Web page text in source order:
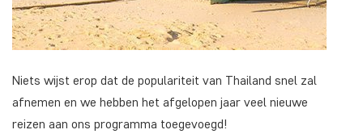
Niets wijst erop dat de populariteit van Thailand snel zal
afnemen en we hebben het afgelopen jaar veel nieuwe
reizen aan ons programma toegevoegd!